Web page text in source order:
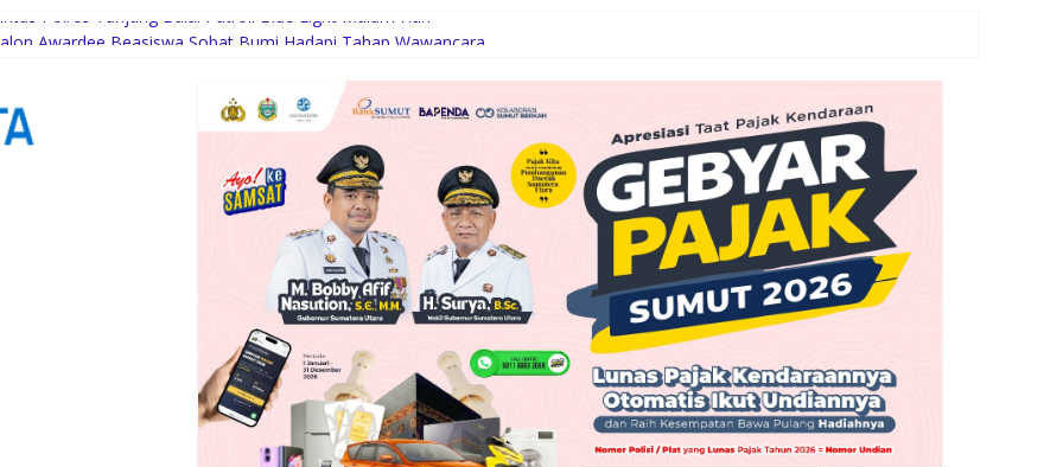
Polres Tanjung Balai Patroli Blue Light Malam Hari
Masyarakat Susah Maupun Senang
Balai, Tekankan Pentingnya Kekompakan Personel